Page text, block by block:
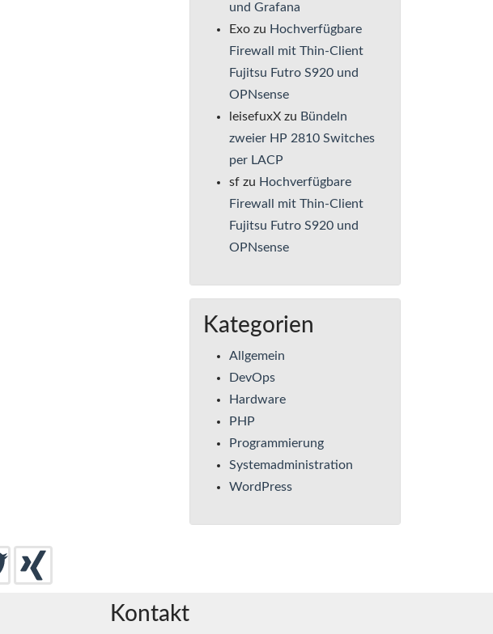
und Grafana
Exo zu Hochverfügbare
Firewall mit Thin-Client
Fujitsu Futro S920 und
OPNsense
leisefuxX zu Bündeln
zweier HP 2810 Switches
per LACP
sf zu Hochverfügbare
Firewall mit Thin-Client
Fujitsu Futro S920 und
OPNsense
Kategorien
Allgemein
DevOps
Hardware
PHP
Programmierung
Systemadministration
WordPress
Kontakt